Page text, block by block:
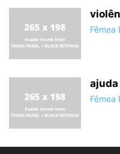
Fêmea
Fêmea